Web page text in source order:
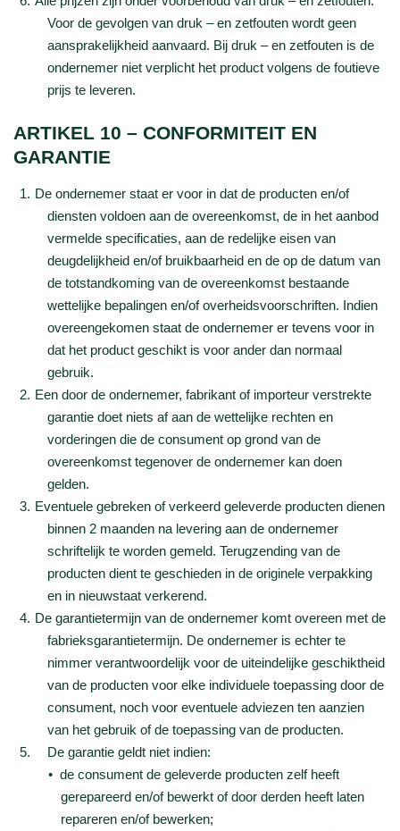
Voor de gevolgen van druk – en zetfouten wordt geen
aansprakelijkheid aanvaard. Bij druk – en zetfouten is de
ondernemer niet verplicht het product volgens de foutieve
prijs te leveren.
ARTIKEL 10 – CONFORMITEIT EN
GARANTIE
De ondernemer staat er voor in dat de producten en/of
diensten voldoen aan de overeenkomst, de in het aanbod
vermelde specificaties, aan de redelijke eisen van
deugdelijkheid en/of bruikbaarheid en de op de datum van
de totstandkoming van de overeenkomst bestaande
wettelijke bepalingen en/of overheidsvoorschriften. Indien
overeengekomen staat de ondernemer er tevens voor in
dat het product geschikt is voor ander dan normaal
gebruik.
Een door de ondernemer, fabrikant of importeur verstrekte
garantie doet niets af aan de wettelijke rechten en
vorderingen die de consument op grond van de
overeenkomst tegenover de ondernemer kan doen
gelden.
Eventuele gebreken of verkeerd geleverde producten dienen
binnen 2 maanden na levering aan de ondernemer
schriftelijk te worden gemeld. Terugzending van de
producten dient te geschieden in de originele verpakking
en in nieuwstaat verkerend.
De garantietermijn van de ondernemer komt overeen met de
fabrieksgarantietermijn. De ondernemer is echter te
nimmer verantwoordelijk voor de uiteindelijke geschiktheid
van de producten voor elke individuele toepassing door de
consument, noch voor eventuele adviezen ten aanzien
van het gebruik of de toepassing van de producten.
De garantie geldt niet indien:
de consument de geleverde producten zelf heeft
gerepareerd en/of bewerkt of door derden heeft laten
repareren en/of bewerken;